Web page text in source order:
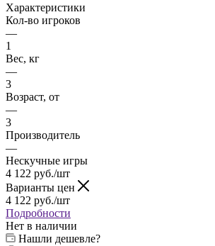
Характеристики
Кол-во игроков
—
1
Вес, кг
—
3
Возраст, от
—
3
Производитель
—
Нескучные игры
4 122 руб./шт
Варианты цен
4 122 руб./шт
Подробности
Нет в наличии
Нашли дешевле?